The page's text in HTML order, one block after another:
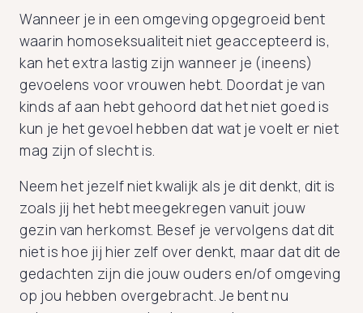
Wanneer je in een omgeving opgegroeid bent
waarin homoseksualiteit niet geaccepteerd is,
kan het extra lastig zijn wanneer je (ineens)
gevoelens voor vrouwen hebt. Doordat je van
kinds af aan hebt gehoord dat het niet goed is
kun je het gevoel hebben dat wat je voelt er niet
mag zijn of slecht is.
Neem het jezelf niet kwalijk als je dit denkt, dit is
zoals jij het hebt meegekregen vanuit jouw
gezin van herkomst. Besef je vervolgens dat dit
niet is hoe jij hier zelf over denkt, maar dat dit de
gedachten zijn die jouw ouders en/of omgeving
op jou hebben overgebracht. Je bent nu